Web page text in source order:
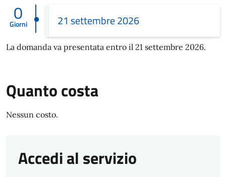
0
Giorni 21 settembre 2026
La domanda va presentata entro il 21 settembre 2026.
Quanto costa
Nessun costo.
Accedi al servizio